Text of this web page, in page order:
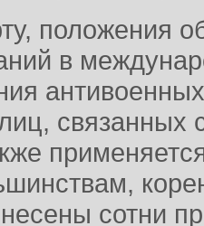
положения
в
сотни